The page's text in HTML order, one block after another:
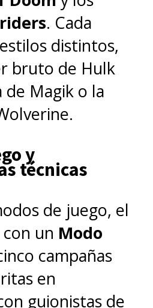
. Cada
distintos,
bruto de Hulk
de Magik o la
y
técnicas
de juego, el
un Modo
campañas
en
guionistas de